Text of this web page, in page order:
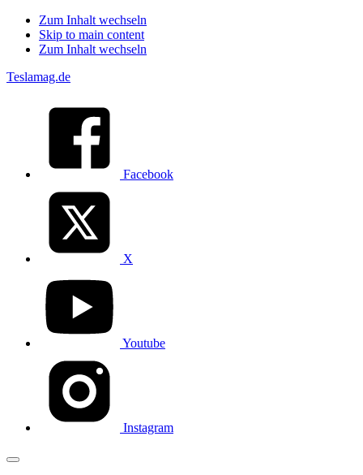
Zum Inhalt wechseln
Skip to main content
Zum Inhalt wechseln
Teslamag.de
Facebook
X
Youtube
Instagram